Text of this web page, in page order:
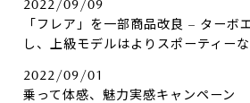
2022/09/09
「フレア」を一部商品改良 – ターボ
し、上級モデルはよりスポーティー
2022/09/01
乗って体感、魅力実感キャンペーン